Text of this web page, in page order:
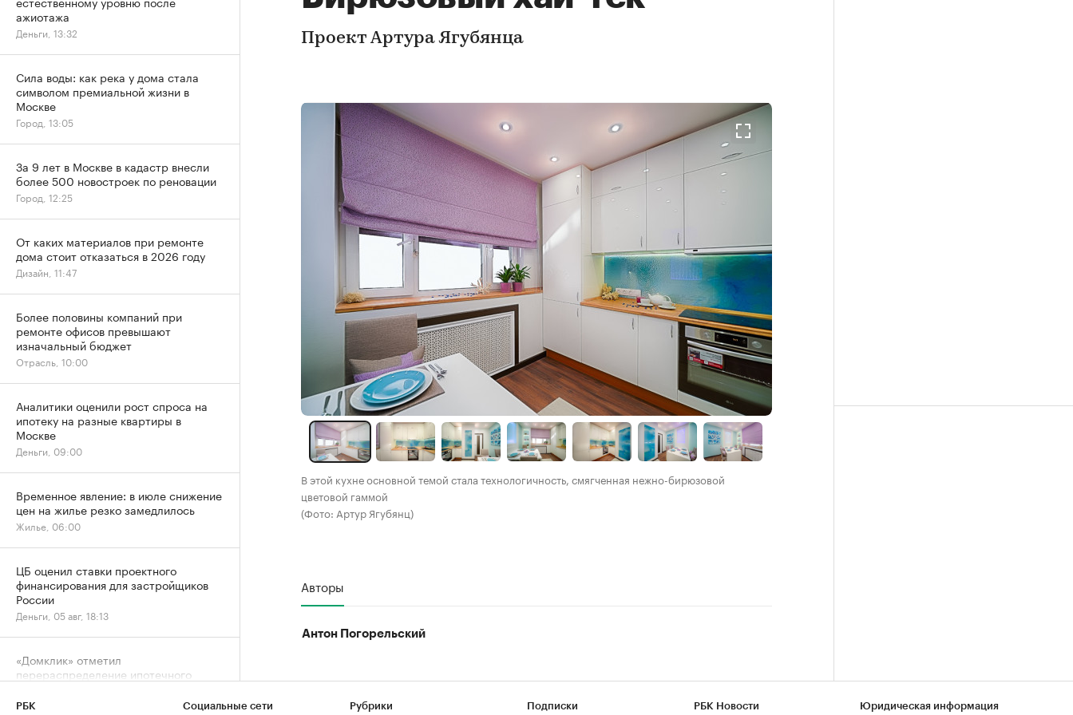
Проект Артура Ягубянца
В этой кухне основной темой стала технологичность, смягченная нежно-бирюзовой
цветовой гаммой
(Фото: Артур Ягубянц)
Авторы
Антон Погорельский
ажиотажа
Деньги, 13:32
Сила воды: как река у дома стала
символом премиальной жизни в
Москве
Город, 13:05
За 9 лет в Москве в кадастр внесли
более 500 новостроек по реновации
Город, 12:25
От каких материалов при ремонте
дома стоит отказаться в 2026 году
Дизайн, 11:47
Более половины компаний при
ремонте офисов превышают
изначальный бюджет
Отрасль, 10:00
Аналитики оценили рост спроса на
ипотеку на разные квартиры в
Москве
Деньги, 09:00
Временное явление: в июле снижение
цен на жилье резко замедлилось
Жилье, 06:00
ЦБ оценил ставки проектного
финансирования для застройщиков
России
Деньги, 05 авг, 18:13
«Домклик» отметил
перераспределение ипотечного
Деньги, 05 авг, 15:13
РБК Социальные сети Рубрики Подписки РБК Новости Юридическая информация